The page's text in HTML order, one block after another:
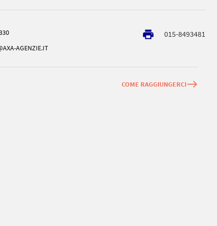
local_printshop 015-8493481
AGENZIE.IT
COME RAGGIUNGERCIeast